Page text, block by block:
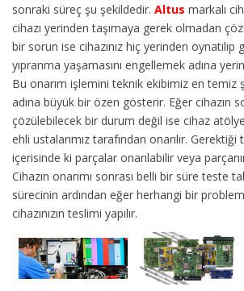
sonraki süreç şu şekildedir. Altus markalı
cihazı yerinden taşımaya gerek olmadan
bir sorun ise cihazınız hiç yerinden oynatılıp
yıpranma yaşamasını engellemek adına
Bu onarım işlemini teknik ekibimiz en temiz
adına büyük bir özen gösterir. Eğer cihazın
çözülebilecek bir durum değil ise cihaz
ehli ustalarımız tarafından onarılır. Gerektiği
içerisinde ki parçalar onarılabilir veya
Cihazın onarımı sonrası belli bir süre teste
sürecinin ardından eğer herhangi bir
cihazınızın teslimi yapılır.